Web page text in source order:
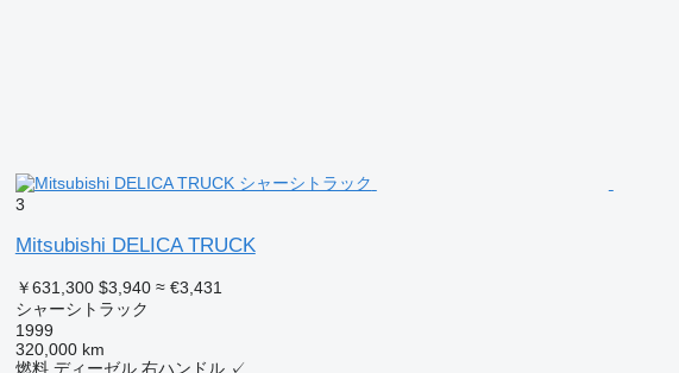
3
Mitsubishi DELICA TRUCK
￥631,300 $3,940 ≈ €3,431
シャーシトラック
1999
320,000 km
燃料 ディーゼル 右ハンドル ✓